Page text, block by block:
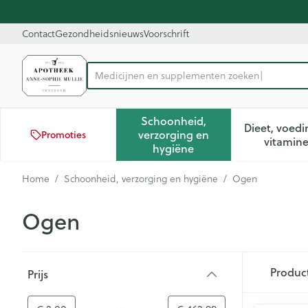
ContactGezondheidsnieuwsVoorschrift
Product, merk, categorie...
Promoties
Schoonheid,
verzorging en
hygiëneToon submenu voor
Dieet,
Home / Schoonheid, verzorging en hygiëne / Ogen
Ogen
Prijs